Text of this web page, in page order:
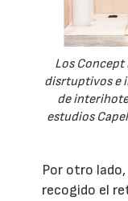
Los Concept
disrtuptivos e
de
estudios
Por otro
recogido el